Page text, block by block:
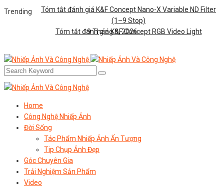
Trending
Tóm tắt đánh giá K&F Concept Nano-X Variable ND Filter
(1–9 Stop)
Tóm tắt đánh giá K&F Concept RGB Video Light
9 Tháng 8, 2026
Home
Công Nghệ Nhiếp Ảnh
Đời Sống
Tác Phẩm Nhiếp Ảnh Ấn Tượng
Tip Chụp Ảnh Đẹp
Góc Chuyên Gia
Trải Nghiệm Sản Phẩm
Video